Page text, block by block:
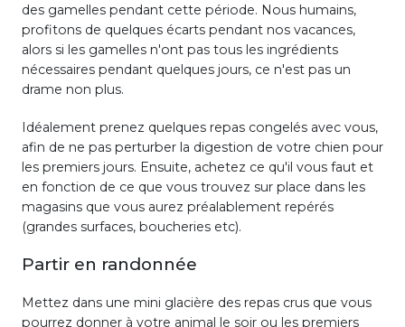
des gamelles pendant cette période. Nous humains,
profitons de quelques écarts pendant nos vacances,
alors si les gamelles n'ont pas tous les ingrédients
nécessaires pendant quelques jours, ce n'est pas un
drame non plus.
Idéalement prenez quelques repas congelés avec vous,
afin de ne pas perturber la digestion de votre chien pour
les premiers jours. Ensuite, achetez ce qu'il vous faut et
en fonction de ce que vous trouvez sur place dans les
magasins que vous aurez préalablement repérés
(grandes surfaces, boucheries etc).
Partir en randonnée
Mettez dans une mini glacière des repas crus que vous
pourrez donner à votre animal le soir ou les premiers